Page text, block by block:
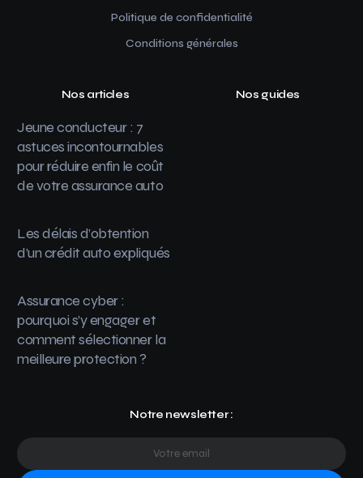
Politique de confidentialité
Conditions générales
Nos articles
Jeune conducteur : 7
astuces incontournables
pour réduire enfin le coût
de votre assurance auto
Les délais d’obtention
d’un crédit auto expliqués
Assurance cyber :
pourquoi s’y engager et
comment sélectionner la
meilleure protection ?
Nos guides
Notre newsletter :